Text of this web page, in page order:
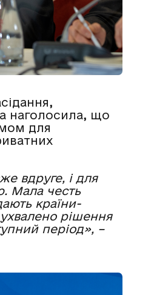
наголосила, що
для
вдруге, і для
Мала честь
країни-
рішення
період», –